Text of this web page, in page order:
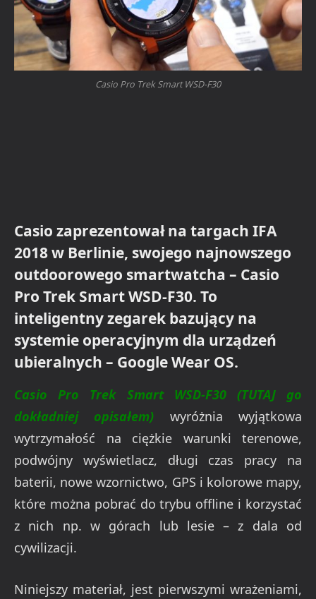
Casio Pro Trek Smart WSD-F30
Casio zaprezentował na targach IFA
2018 w Berlinie, swojego najnowszego
outdoorowego smartwatcha – Casio
Pro Trek Smart WSD-F30. To
inteligentny zegarek bazujący na
systemie operacyjnym dla urządzeń
ubieralnych – Google Wear OS.
Casio Pro Trek Smart WSD-F30 (TUTAJ go
dokładniej opisałem) wyróżnia wyjątkowa
wytrzymałość na ciężkie warunki terenowe,
podwójny wyświetlacz, długi czas pracy na
baterii, nowe wzornictwo, GPS i kolorowe mapy,
które można pobrać do trybu offline i korzystać
z nich np. w górach lub lesie – z dala od
cywilizacji.
Niniejszy materiał, jest pierwszymi wrażeniami,